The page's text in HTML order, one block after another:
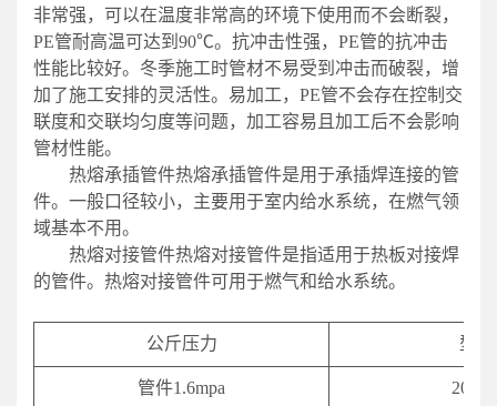
非常强，可以在温度非常高的环境下使用而不会断裂，
PE管耐高温可达到90℃。抗冲击性强，PE管的抗冲击
性能比较好。冬季施工时管材不易受到冲击而破裂，增
加了施工安排的灵活性。易加工，PE管不会存在控制交
联度和交联均匀度等问题，加工容易且加工后不会影响
管材性能。
热熔承插管件热熔承插管件是用于承插焊连接的管
件。一般口径较小，主要用于室内给水系统，在燃气领
域基本不用。
热熔对接管件热熔对接管件是指适用于热板对接焊
的管件。热熔对接管件可用于燃气和给水系统。
公斤压力 型号
管件1.6mpa 20-